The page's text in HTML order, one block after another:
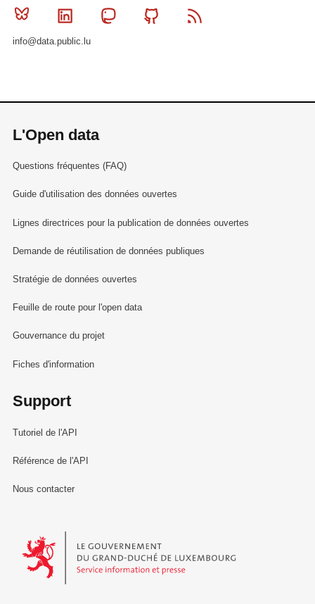
Bluesky Linkedin MastodonGithub
info@data.public.lu
L'Open data
Questions fréquentes (FAQ)
Guide d'utilisation des données ouvertes
Lignes directrices pour la publication de données ouvertes
Demande de réutilisation de données publiques
Stratégie de données ouvertes
Feuille de route pour l'open data
Gouvernance du projet
Fiches d'information
Support
Tutoriel de l'API
Référence de l'API
Nous contacter
Le Gouvernement du Grand-Duché de Luxembourg - Service